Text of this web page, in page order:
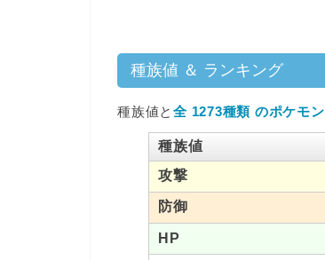
種族値 ＆ ランキング
種族値と全 1273種類 のポケモン
種族値
攻撃
防御
HP